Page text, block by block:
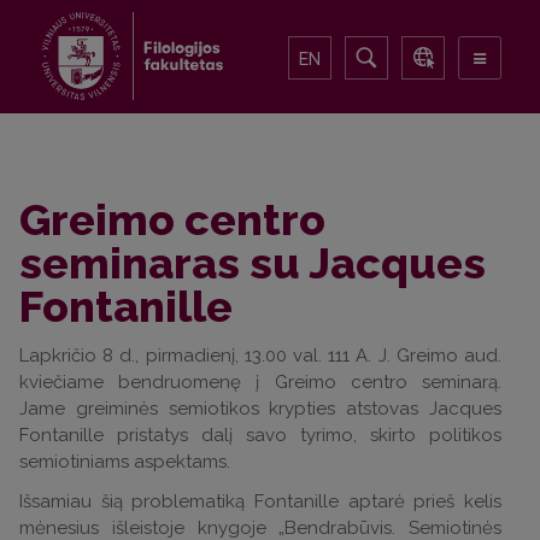
EN
Greimo centro
seminaras su Jacques
Fontanille
Lapkričio 8 d., pirmadienį, 13.00 val. 111 A. J. Greimo aud.
kviečiame bendruomenę į Greimo centro seminarą.
Jame greiminės semiotikos krypties atstovas Jacques
Fontanille pristatys dalį savo tyrimo, skirto politikos
semiotiniams aspektams.
Išsamiau šią problematiką Fontanille aptarė prieš kelis
mėnesius išleistoje knygoje „Bendrabūvis. Semiotinės